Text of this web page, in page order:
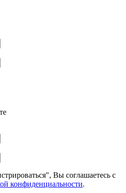
Вы соглашаетесь с
конфиденциальности.